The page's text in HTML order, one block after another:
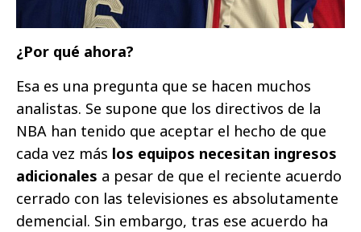
¿Por qué ahora?
Esa es una pregunta que se hacen muchos
analistas. Se supone que los directivos de la
NBA han tenido que aceptar el hecho de que
cada vez más los equipos necesitan ingresos
adicionales a pesar de que el reciente acuerdo
cerrado con las televisiones es absolutamente
demencial. Sin embargo, tras ese acuerdo ha